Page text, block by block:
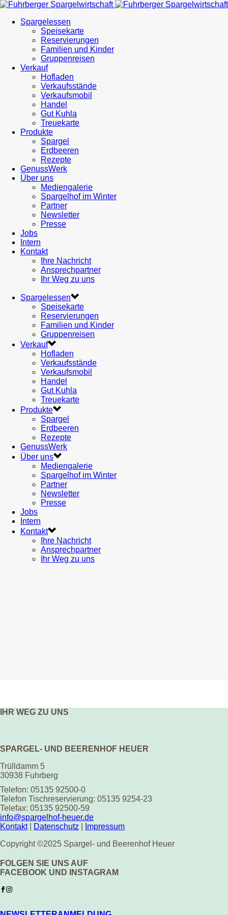
Spargelessen
Speisekarte
Reservierungen
Familien und Kinder
Gruppenreisen
Verkauf
Hofladen
Verkaufsstände
Verkaufsmobil
Handel
Gut Kuhla
Treuekarte
Produkte
Spargel
Erdbeeren
Rezepte
GenussWerk
Über uns
Mediengalerie
Spargelhof im Winter
Partner
Newsletter
Presse
Jobs
Intern
Kontakt
Ihre Nachricht
Ansprechpartner
Ihr Weg zu uns
Spargelessen
Speisekarte
Reservierungen
Familien und Kinder
Gruppenreisen
Verkauf
Hofladen
Verkaufsstände
Verkaufsmobil
Handel
Gut Kuhla
Treuekarte
Produkte
Spargel
Erdbeeren
Rezepte
GenussWerk
Über uns
Mediengalerie
Spargelhof im Winter
Partner
Newsletter
Presse
Jobs
Intern
Kontakt
Ihre Nachricht
Ansprechpartner
Ihr Weg zu uns
IHR WEG ZU UNS
SPARGEL- UND BEERENHOF HEUER
Trülldamm 5
30938 Fuhrberg
Telefon: 05135 92500-0
Telefon Tischreservierung: 05135 9254-23
Telefax: 05135 92500-59
info@spargelhof-heuer.de
Kontakt| Datenschutz
Impressum
Copyright ©2025 Spargel- und Beerenhof Heuer
FOLGEN SIE UNS AUF
FACEBOOK UND INSTAGRAM